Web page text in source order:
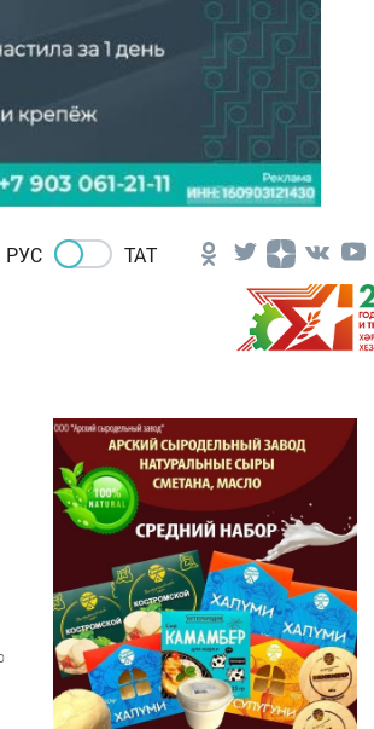
РУС ТАТ